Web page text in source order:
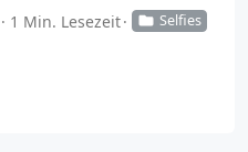
1 Min. Lesezeit
Selfies